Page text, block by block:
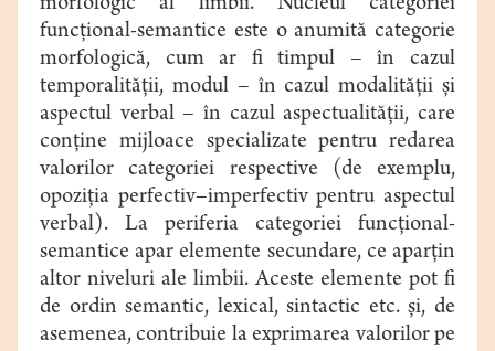
morfologic al limbii. Nucleul categoriei
funcţional-semantice este o anumită categorie
morfologică, cum ar fi timpul – în cazul
temporalităţii, modul – în cazul modalităţii şi
aspectul verbal – în cazul aspectualităţii, care
conţine mijloace specializate pentru redarea
valorilor categoriei respective (de exemplu,
opoziţia perfectiv–imperfectiv pentru aspectul
verbal). La periferia categoriei funcţional-
semantice apar elemente secundare, ce aparţin
altor niveluri ale limbii. Aceste elemente pot fi
de ordin semantic, lexical, sintactic etc. şi, de
asemenea, contribuie la exprimarea valorilor pe